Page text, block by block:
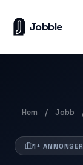
Jobble
Hem / Jobb
1+ ANNONSER